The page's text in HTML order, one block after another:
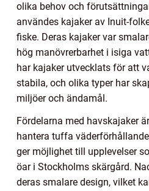
olika behov och
användes kajaker av Inuit-
fiske. Deras kajaker var
hög manövrerbarhet i isiga
har kajaker utvecklats för att
stabila, och olika typer har
miljöer och ändamål.
Fördelarna med havskajaker
hantera tuffa
ger möjlighet till upplevelser
öar i Stockholms skärgård.
deras smalare design, vilket